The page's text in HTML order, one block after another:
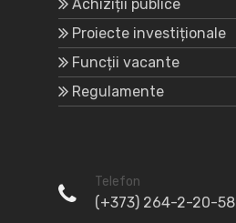
Achiziții publice
Proiecte investiționale
Funcții vacante
Regulamente
Telefon
(+373) 264-2-20-58